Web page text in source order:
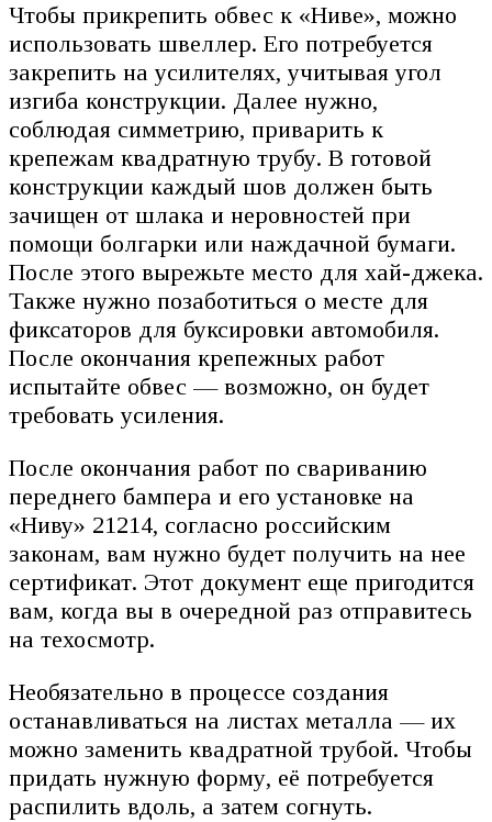
Чтобы прикрепить обвес к «Ниве», можно
использовать швеллер. Его потребуется
закрепить на усилителях, учитывая угол
изгиба конструкции. Далее нужно,
соблюдая симметрию, приварить к
крепежам квадратную трубу. В готовой
конструкции каждый шов должен быть
зачищен от шлака и неровностей при
помощи болгарки или наждачной бумаги.
После этого вырежьте место для хай-джека.
Также нужно позаботиться о месте для
фиксаторов для буксировки автомобиля.
После окончания крепежных работ
испытайте обвес — возможно, он будет
требовать усиления.
После окончания работ по свариванию
переднего бампера и его установке на
«Ниву» 21214, согласно российским
законам, вам нужно будет получить на нее
сертификат. Этот документ еще пригодится
вам, когда вы в очередной раз отправитесь
на техосмотр.
Необязательно в процессе создания
останавливаться на листах металла — их
можно заменить квадратной трубой. Чтобы
придать нужную форму, её потребуется
распилить вдоль, а затем согнуть.